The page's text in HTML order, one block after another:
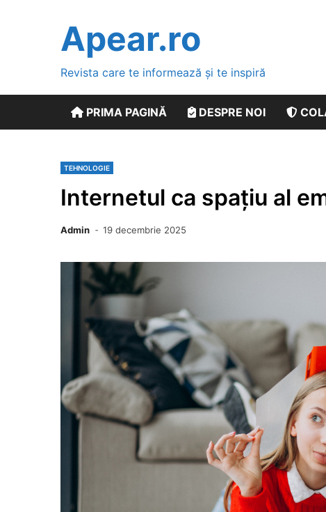
Apear.ro
Revista care te informează și te inspiră
PRIMA PAGINĂ DESPRE NOI
TEHNOLOGIE
Internetul ca spațiu al
Admin 19 decembrie 2025